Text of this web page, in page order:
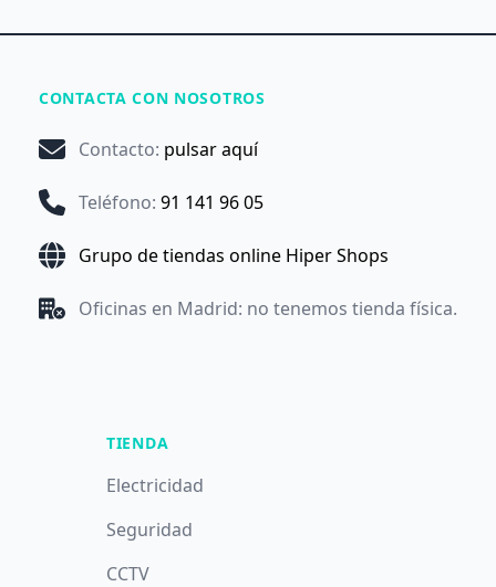
CONTACTA CON NOSOTROS
Contacto: pulsar aquí
Teléfono: 91 141 96 05
Grupo de tiendas online Hiper Shops
Oficinas en Madrid: no tenemos tienda física.
TIENDA
Electricidad
Seguridad
CCTV